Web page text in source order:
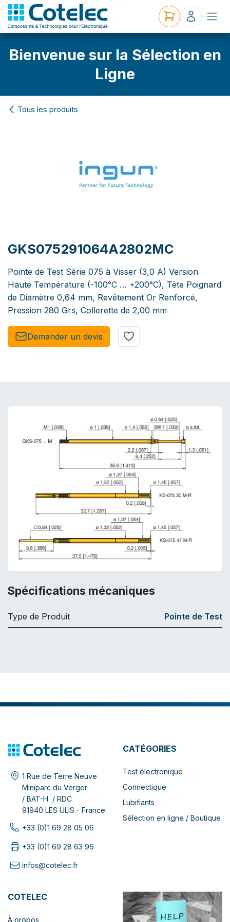
Bienvenue sur la Sélection en
Ligne
Tous les produits
GKS075291064A2802MC
Pointe de Test Série 075 à Visser (3,0 A) Version
Haute Température (-100°C … +200°C), Tête Poignard
de Diamètre 0,64 mm, Revêtement Or Renforcé,
Pression 280 Grs, Collerette de 2,00 mm
Demander un de​​vis​​
Spécifications mécaniques
Type de Produit Pointe de Test
1 Rue de Terre Neuve
Miniparc du Verger
/ BAT-H / RDC
91940 LES ULIS - France
+33 (0)1 69 28 05 06
+33 (0)1 69 28 63 96
infos@cotelec.fr
CATÉGORIES
Test électronique
Connectique
Lubifiants
Sélection en ligne / Boutique
COTELEC
À propos